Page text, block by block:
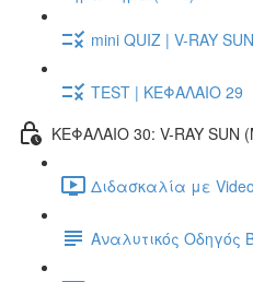
mini QUIZ | V-RAY
TEST | ΚΕΦΑΛΑΙΟ 29
ΚΕΦΑΛΑΙΟ 30: V-RAY SUN
Διδασκαλία με
Αναλυτικός Οδηγός